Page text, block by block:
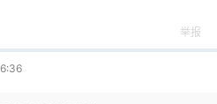
举报